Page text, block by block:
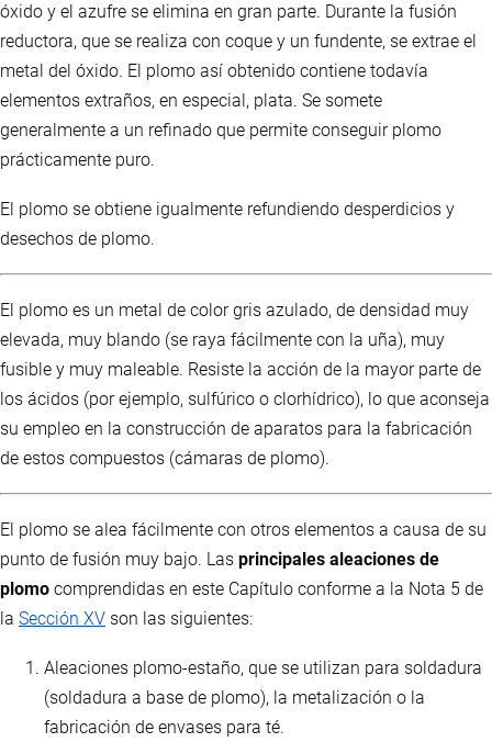
óxido y el azufre se elimina en gran parte. Durante la fusión
reductora, que se realiza con coque y un fundente, se extrae el
metal del óxido. El plomo así obtenido contiene todavía
elementos extraños, en especial, plata. Se somete
generalmente a un refinado que permite conseguir plomo
prácticamente puro.
El plomo se obtiene igualmente refundiendo desperdicios y
desechos de plomo.
El plomo es un metal de color gris azulado, de densidad muy
elevada, muy blando (se raya fácilmente con la uña), muy
fusible y muy maleable. Resiste la acción de la mayor parte de
los ácidos (por ejemplo, sulfúrico o clorhídrico), lo que aconseja
su empleo en la construcción de aparatos para la fabricación
de estos compuestos (cámaras de plomo).
El plomo se alea fácilmente con otros elementos a causa de su
punto de fusión muy bajo. Las principales aleaciones de
plomo comprendidas en este Capítulo conforme a la Nota 5 de
la Sección XV son las siguientes:
Aleaciones plomo-estaño, que se utilizan para soldadura
(soldadura a base de plomo), la metalización o la
fabricación de envases para té.